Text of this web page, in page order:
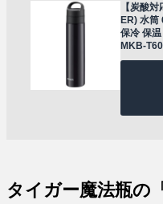
【炭酸
ER) 水筒
保冷 保
MKB-
タイガー魔法瓶の